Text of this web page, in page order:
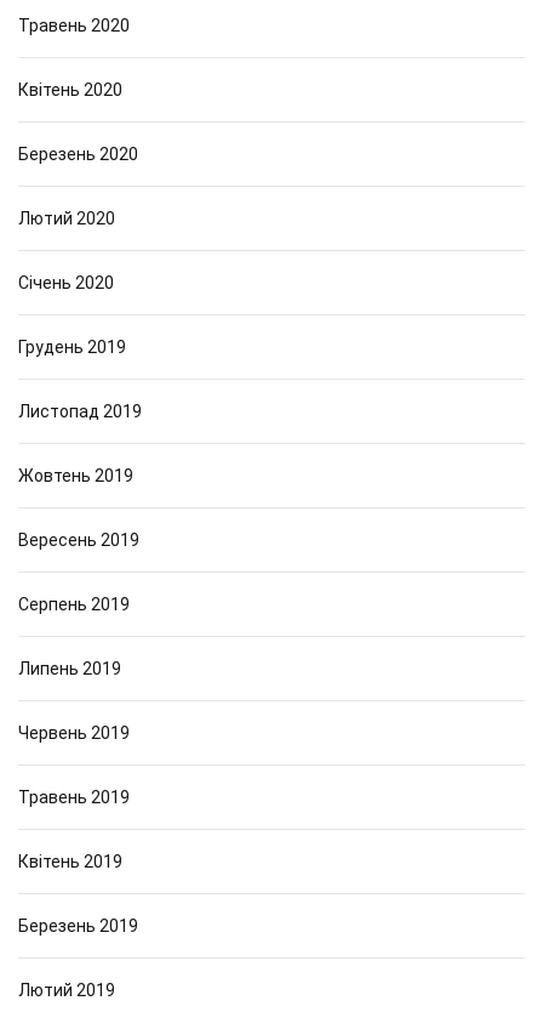
Травень 2020
Квітень 2020
Березень 2020
Лютий 2020
Січень 2020
Грудень 2019
Листопад 2019
Жовтень 2019
Вересень 2019
Серпень 2019
Липень 2019
Червень 2019
Травень 2019
Квітень 2019
Березень 2019
Лютий 2019